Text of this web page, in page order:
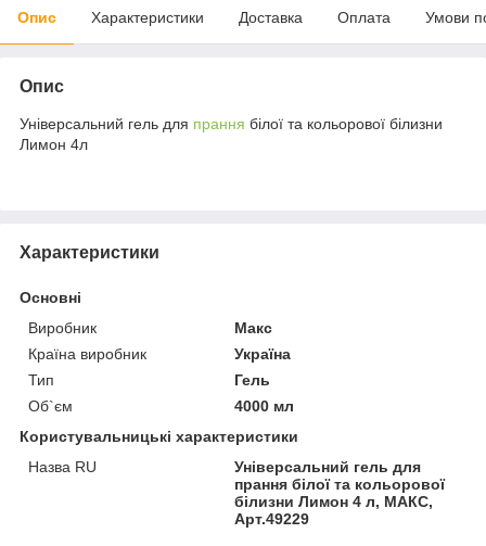
Опис Характеристики Доставка Оплата Умови
Опис
Універсальний гель для прання білої та кольорової білизни
Лимон 4л
Характеристики
Основні
Виробник
Макс
Країна виробник
Україна
Тип
Гель
Об`єм
4000 мл
Користувальницькі характеристики
Назва RU
Універсальний гель для
прання білої та кольорової
білизни Лимон 4 л, МАКС,
Арт.49229